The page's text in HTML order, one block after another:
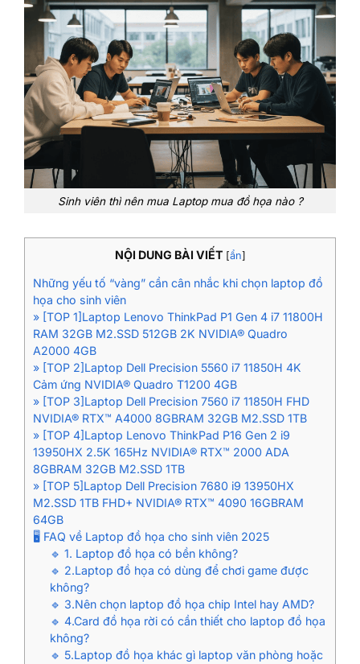
Sinh viên thì nên mua Laptop mua đồ họa nào ?
NỘI DUNG BÀI VIẾT [ẩn]
Những yếu tố “vàng” cần cân nhắc khi chọn laptop đồ
họa cho sinh viên
» [TOP 1]Laptop Lenovo ThinkPad P1 Gen 4 i7 11800H
RAM 32GB M2.SSD 512GB 2K NVIDIA® Quadro
A2000 4GB
» [TOP 2]Laptop Dell Precision 5560 i7 11850H 4K
Cảm ứng NVIDIA® Quadro T1200 4GB
» [TOP 3]Laptop Dell Precision 7560 i7 11850H FHD
NVIDIA® RTX™ A4000 8GBRAM 32GB M2.SSD 1TB
» [TOP 4]Laptop Lenovo ThinkPad P16 Gen 2 i9
13950HX 2.5K 165Hz NVIDIA® RTX™ 2000 ADA
8GBRAM 32GB M2.SSD 1TB
» [TOP 5]Laptop Dell Precision 7680 i9 13950HX
M2.SSD 1TB FHD+ NVIDIA® RTX™ 4090 16GBRAM
64GB
🖥️ FAQ về Laptop đồ họa cho sinh viên 2025
🔹 1. Laptop đồ họa có bền không?
🔹 2.Laptop đồ họa có dùng để chơi game được
không?
🔹 3.Nên chọn laptop đồ họa chip Intel hay AMD?
🔹 4.Card đồ họa rời có cần thiết cho laptop đồ họa
không?
🔹 5.Laptop đồ họa khác gì laptop văn phòng hoặc